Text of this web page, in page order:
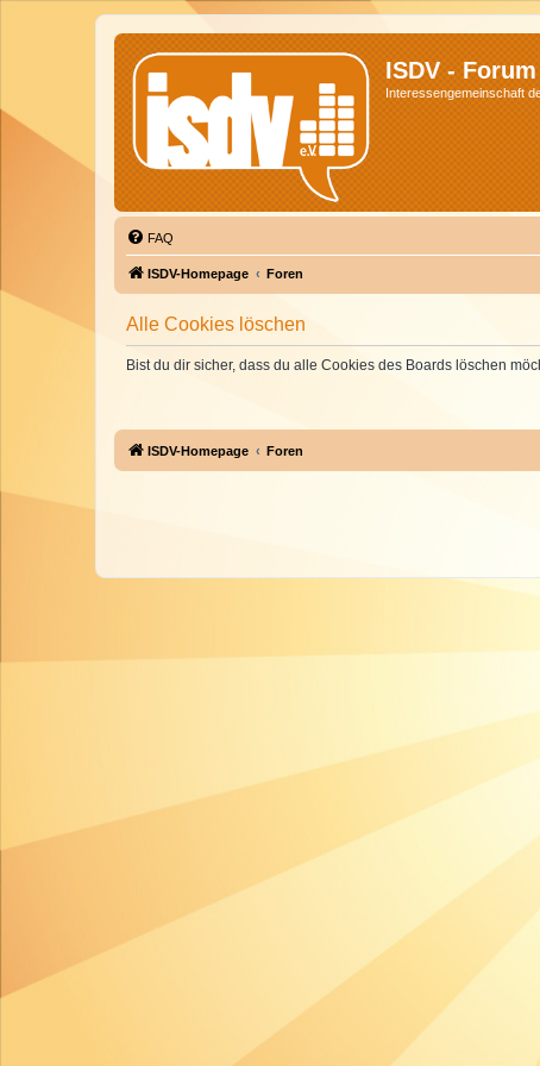
ISDV - Forum
Interessengemeinschaft
FAQ
ISDV-Homepage Foren
Alle Cookies löschen
Bist du dir sicher, dass du alle Cookies des Boards löschen
ISDV-Homepage Foren